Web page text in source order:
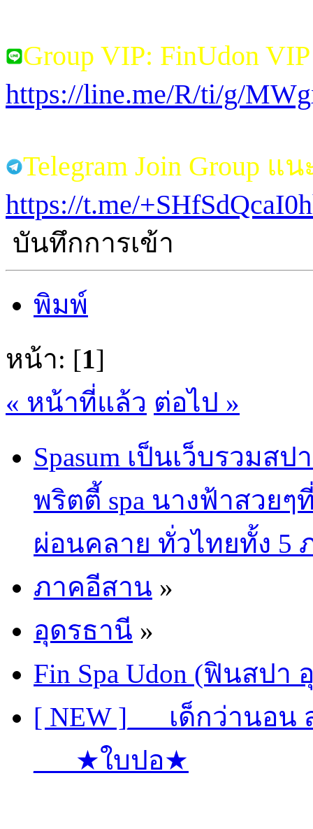
Group VIP: FinUdon
https://line.me/R/ti/g/
Telegram Join Group แ
https://t.me/
บันทึกการเข้า
พิมพ์
หน้า: [1]
« หน้าที่แล้ว ต่อไป »
Spasum เป็นเว็บรวม
พริตตี้ spa นางฟ้าสวย
ผ่อนคลาย ทั่วไทยทั้ง 5
ภาคอีสาน »
อุดรธานี »
Fin Spa Udon (ฟินสปา
[ NEW ]___เด็กว่านอน
___★ใบปอ★